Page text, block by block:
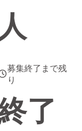
人
募集終了まで残
り
了